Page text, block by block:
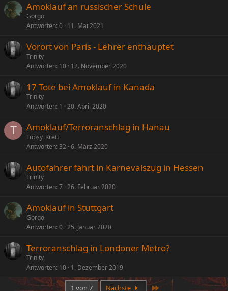
Amoklauf an russischer Schule
Gorgo
Antworten 0 11. Mai 2021
Vorort von Paris - Lehrer enthauptet
Trinity
Antworten 10 12. November 2020
17 Tote bei Amoklauf in Kanada
Trinity
Antworten 1 20. April 2020
T Amoklauf/Terroranschlag in Hanau
Topsy_Krett
Antworten 32 6. März 2020
Autofahrer fährt in Karnevalszug in Hessen
Trinity
Antworten 7 26. Februar 2020
Amoklauf in Stuttgart
Gorgo
Antworten 0 25. Januar 2020
Terroranschlag in Londoner Metro?
Trinity
Antworten 10 1. Dezember 2019
1 von 7 Nächste